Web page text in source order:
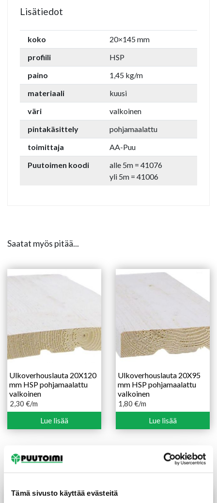
Tämä sivusto käyttää evästeitä
Lisätiedot
koko
20×145 mm
profiili
HSP
paino
1,45 kg/m
materiaali
kuusi
väri
valkoinen
pintakäsittely
pohjamaalattu
toimittaja
AA-Puu
Puutoimen koodi
alle 5m = 41076
yli 5m = 41006
Saatat myös pitää...
Ulkoverhouslauta 20X120
mm HSP pohjamaalattu
valkoinen
2,30 €/m
Lue lisää
Ulkoverhouslauta 20X95
mm HSP pohjamaalattu
valkoinen
1,80 €/m
Lue lisää
Tutustu myös